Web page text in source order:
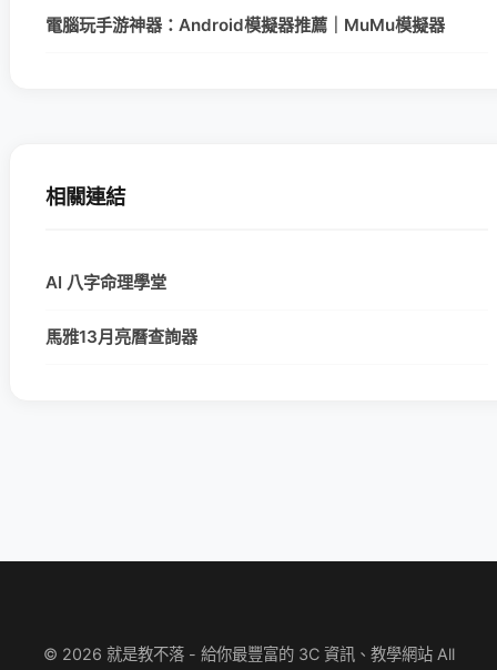
電腦玩手游神器：Android模擬器推薦｜MuMu模擬器
相關連結
AI 八字命理學堂
馬雅13月亮曆查詢器
© 2026 就是教不落 - 給你最豐富的 3C 資訊、教學網站 All